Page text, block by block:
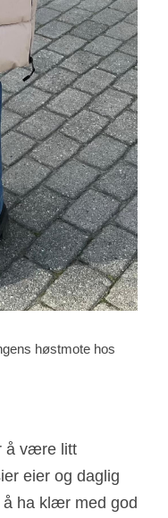
høstmote hos
å være litt
eier og daglig
å ha klær med god